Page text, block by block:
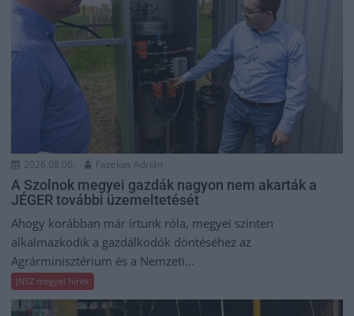
2026.08.06. Fazekas Adrián
A Szolnok megyei gazdák nagyon nem akarták a
JÉGER további üzemeltetését
Ahogy korábban már írtunk róla, megyei szinten
alkalmazkodik a gazdálkodók döntéséhez az
Agrárminisztérium és a Nemzeti...
JNSZ megyei hírek